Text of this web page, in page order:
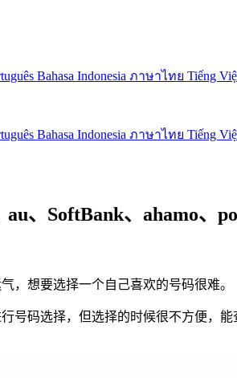
Bahasa Indonesia ภาษาไทย Tiếng
Bahasa Indonesia ภาษาไทย Tiếng
、SoftBank、ahamo、
，想要选择一个自己喜欢的号码很难。
号码选择，但选择的时候很不方便，